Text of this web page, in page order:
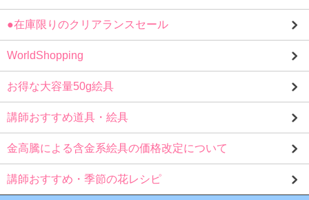
●在庫限りのクリアランスセール
WorldShopping
お得な大容量50g絵具
講師おすすめ道具・絵具
金高騰による含金系絵具の価格改定について
講師おすすめ・季節の花レシピ